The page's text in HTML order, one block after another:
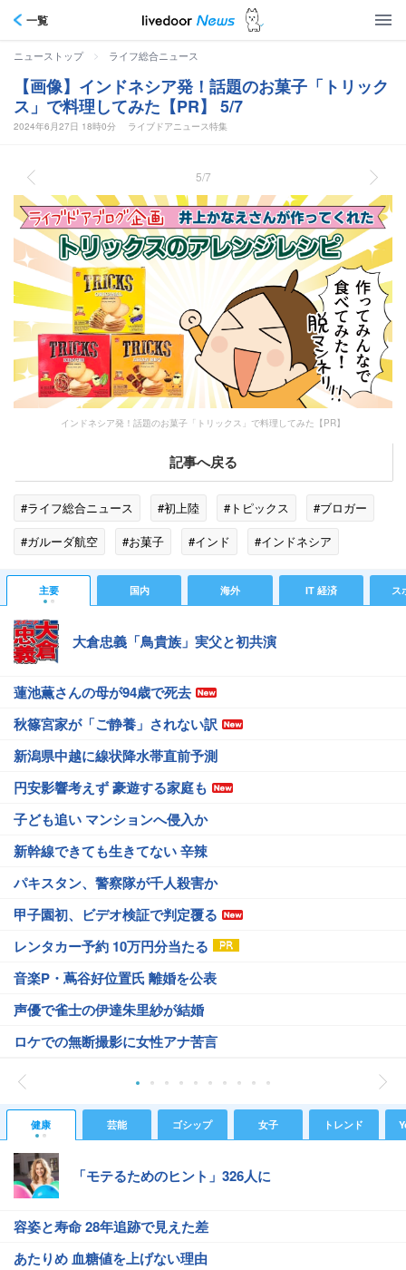
一覧
ニューストップ > ライフ総合ニュース
【画像】インドネシア発！話題のお菓子「トリック
ス」で料理してみた【PR】 5/7
2024年6月27日 18時0分 ライブドアニュース特集
5/7
インドネシア発！話題のお菓子「トリックス」で料理してみた【PR】
記事へ戻る
#ライフ総合ニュース #初上陸 #トピックス
#ブロガー
#ガルーダ航空
#お菓子 #インド #インドネシア
主要 国内 海外 IT 経済 ス
大倉忠義「鳥貴族」実父と初共演
蓮池薫さんの母が94歳で死去
秋篠宮家が「ご静養」されない訳
新潟県中越に線状降水帯直前予測
円安影響考えず 豪遊する家庭も
子ども追い マンションへ侵入か
新幹線できても生きてない 辛辣
パキスタン、警察隊が千人殺害か
甲子園初、ビデオ検証で判定覆る
レンタカー予約 10万円分当たる
音楽P・蔦谷好位置氏 離婚を公表
声優で雀士の伊達朱里紗が結婚
ロケでの無断撮影に女性アナ苦言
健康 芸能 ゴシップ 女子 トレンド
「モテるためのヒント」326人に
容姿と寿命 28年追跡で見えた差
あたりめ 血糖値を上げない理由